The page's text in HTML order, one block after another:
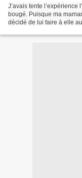
J’avais tente l’expérience
bougé. Puisque ma
décidé de lui faire à elle